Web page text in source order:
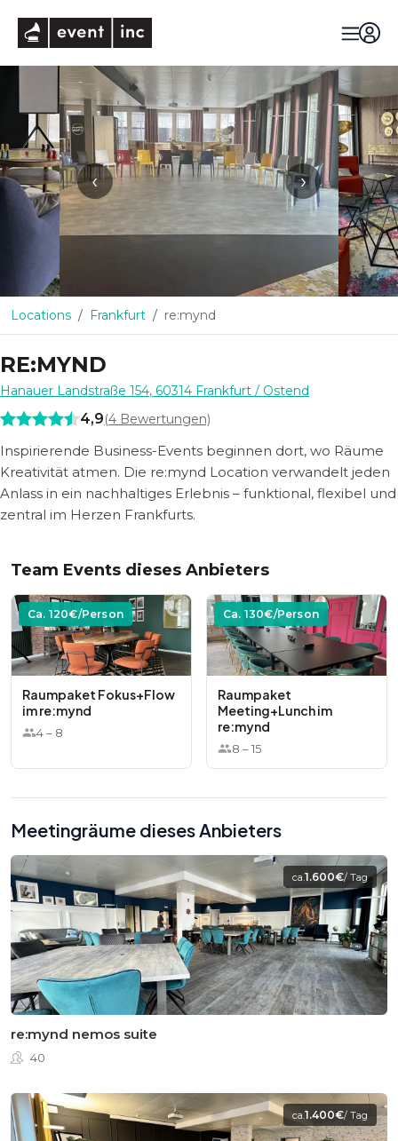
‹ ›
Locations Frankfurt re:mynd
RE:MYND
Hanauer Landstraße 154, 60314 Frankfurt / Ostend
4,9(4 Bewertungen)
Inspirierende Business-Events beginnen dort, wo Räume
Kreativität atmen. Die re:mynd Location verwandelt jeden
Anlass in ein nachhaltiges Erlebnis – funktional, flexibel und
zentral im Herzen Frankfurts.
Team Events dieses Anbieters
Ca. 120€/Person
Raumpaket Fokus+Flow
im re:mynd
4– 8
Ca. 130€/Person
Raumpaket
Meeting+Lunch im
re:mynd
8 –15
Meetingräume dieses Anbieters
ca.1.600€/ Tag
re:mynd nemos suite
40
ca.1.400€/ Tag